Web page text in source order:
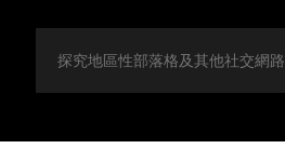
探究地區性部落格及其他社交網路